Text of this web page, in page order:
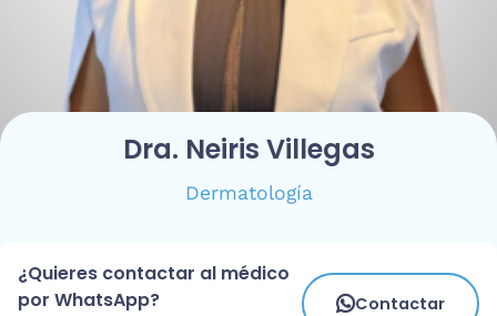
Dra. Neiris Villegas
Dermatología
¿Quieres contactar al médico
por WhatsApp?
Contactar